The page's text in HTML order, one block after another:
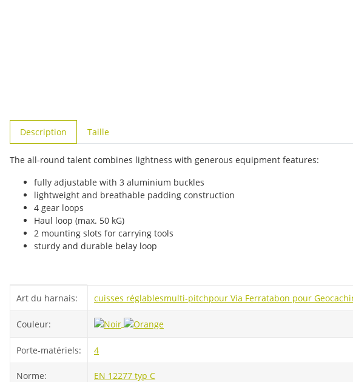
Description Taille
The all-round talent combines lightness with generous equipment features:
fully adjustable with 3 aluminium buckles
lightweight and breathable padding construction
4 gear loops
Haul loop (max. 50 kG)
2 mounting slots for carrying tools
sturdy and durable belay loop
Art du harnais: cuisses réglablesmulti-pitchpour Via Ferratabon pour
Couleur:
Porte-matériels: 4
Norme: EN 12277 typ C